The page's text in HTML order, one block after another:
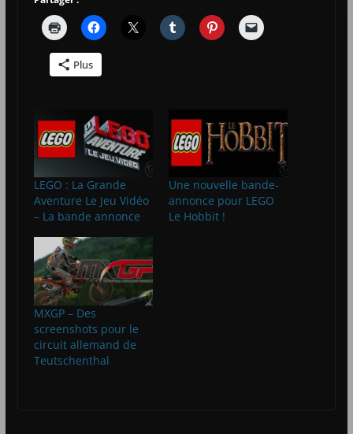
Plus
LEGO : La Grande
Aventure Le Jeu Vidéo
– La bande annonce
Une nouvelle bande-
annonce pour LEGO
Le Hobbit !
MXGP – Des
screenshots pour le
circuit allemand de
Teutschenthal